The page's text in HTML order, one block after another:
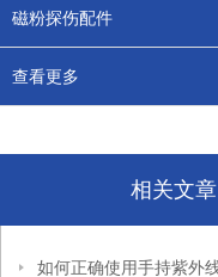
磁粉探伤配件
查看更多
相关文章